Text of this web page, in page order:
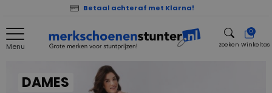
Betaal achteraf met Klarna!
Menu zoeken
0
Winkeltas
DAMES